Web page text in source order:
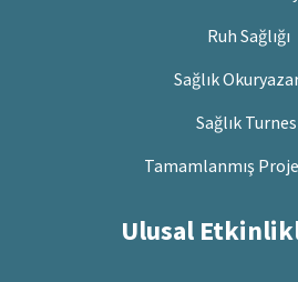
Ruh Sağlığı
Sağlık
Sağlık
Tamamlanmış
Ulusal